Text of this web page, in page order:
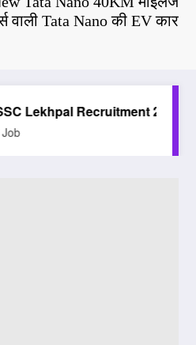
वाली Tata Nano की EV कार
2025 Notification | Apply